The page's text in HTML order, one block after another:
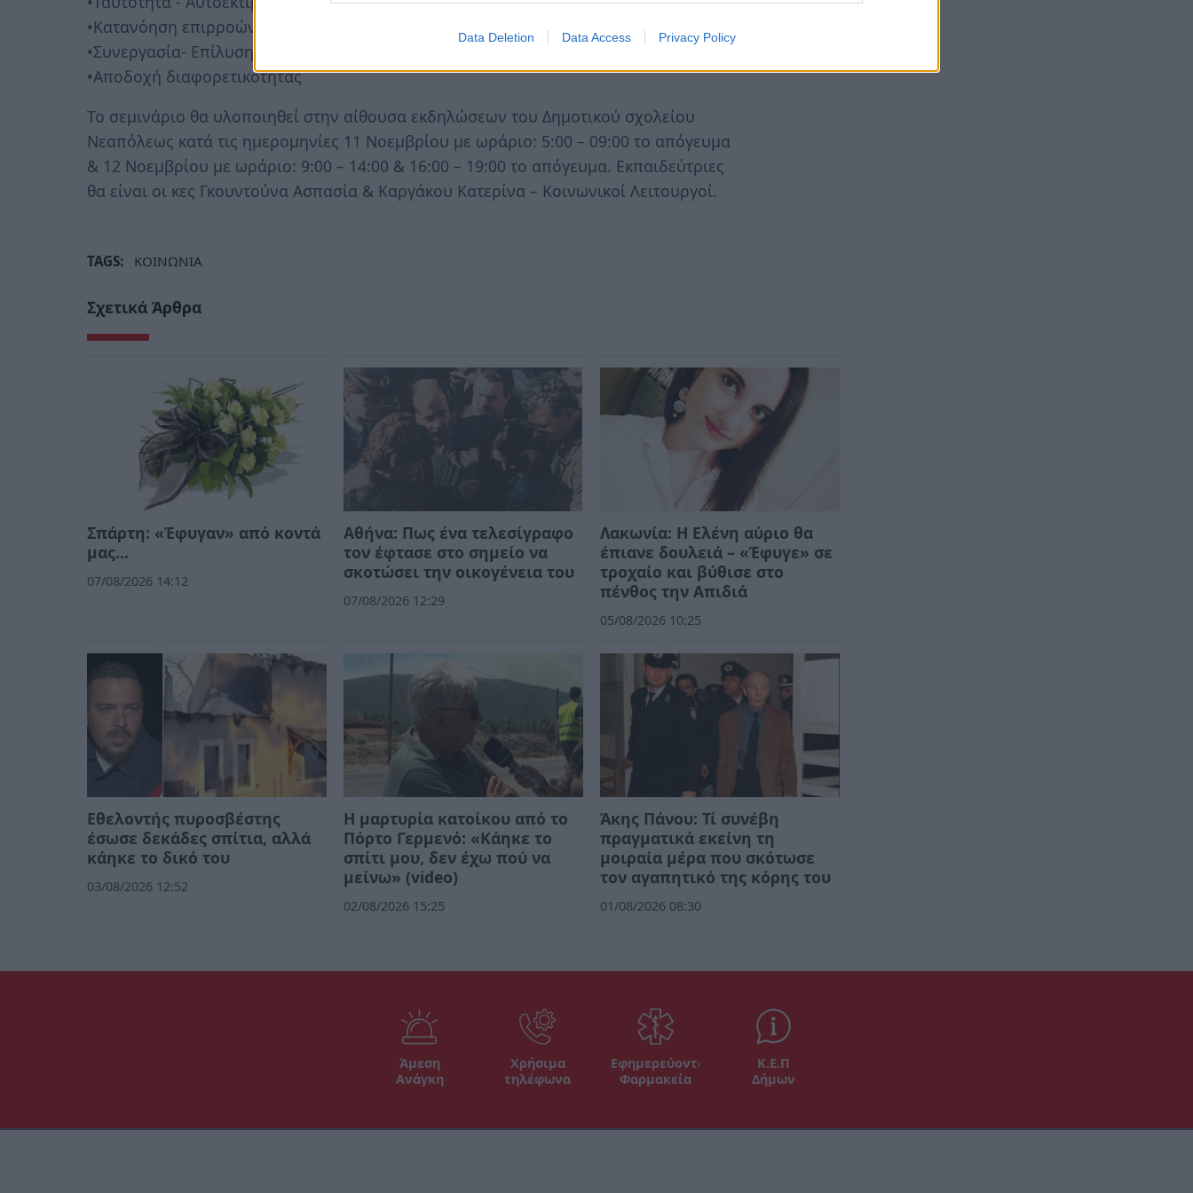
Data Deletion Data Access Privacy Policy
•Κατανόηση επιρροών και λήψη αποφάσεων
•Συνεργασία- Επίλυση συγκρούσεων
•Αποδοχή διαφορετικότητας
Το σεμινάριο θα υλοποιηθεί στην αίθουσα εκδηλώσεων του Δημοτικού σχολείου
Νεαπόλεως κατά τις ημερομηνίες 11 Νοεμβρίου με ωράριο: 5:00 – 09:00 το απόγευμα
& 12 Νοεμβρίου με ωράριο: 9:00 – 14:00 & 16:00 – 19:00 το απόγευμα. Εκπαιδεύτριες
θα είναι οι κες Γκουντούνα Ασπασία & Καργάκου Κατερίνα – Κοινωνικοί Λειτουργοί.
TAGS: ΚΟΙΝΩΝΙΑ
Σχετικά Άρθρα
Σπάρτη: «Έφυγαν» από κοντά
μας…
07/08/2026 14:12
Αθήνα: Πως ένα τελεσίγραφο
τον έφτασε στο σημείο να
σκοτώσει την οικογένεια του
07/08/2026 12:29
Λακωνία: Η Ελένη αύριο θα
έπιανε δουλειά – «Έφυγε» σε
τροχαίο και βύθισε στο
πένθος την Απιδιά
05/08/2026 10:25
Εθελοντής πυροσβέστης
έσωσε δεκάδες σπίτια, αλλά
κάηκε το δικό του
03/08/2026 12:52
Η μαρτυρία κατοίκου από το
Πόρτο Γερμενό: «Κάηκε το
σπίτι μου, δεν έχω πού να
μείνω» (video)
02/08/2026 15:25
Άκης Πάνου: Τί συνέβη
πραγματικά εκείνη τη
μοιραία μέρα που σκότωσε
τον αγαπητικό της κόρης του
01/08/2026 08:30
Άμεση
Ανάγκη
Χρήσιμα
τηλέφωνα
Εφημερεύοντα
Φαρμακεία
Κ.Ε.Π
Δήμων